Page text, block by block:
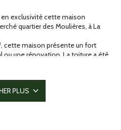
exclusivité cette maison
quartier des Moulières, à La
cette maison présente un fort
une rénovation. La toiture a été
et comprend un grand séjour
que trois chambres, une salle
se prête facilement à une
PLUS